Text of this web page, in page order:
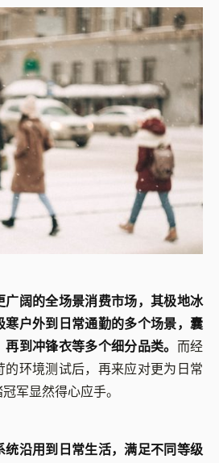
广阔的全场景消费市场，其极地冰
寒户外到日常通勤的多个场景，囊
到冲锋衣等多个细分品类。 而经
的环境测试后，再来应对更为日常
军显然得心应手。
统沿用到日常生活，满足不同等级